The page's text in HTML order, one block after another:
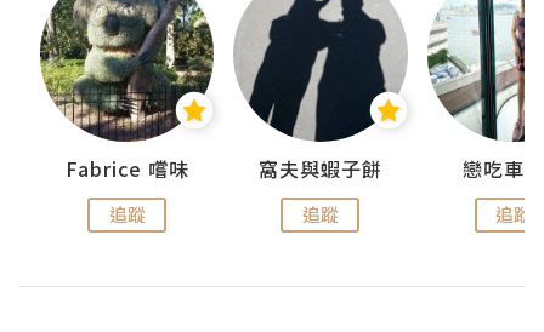
Fabrice 嚐味
追蹤
窩夫與蝦子餅
追蹤
戀吃車
追蹤